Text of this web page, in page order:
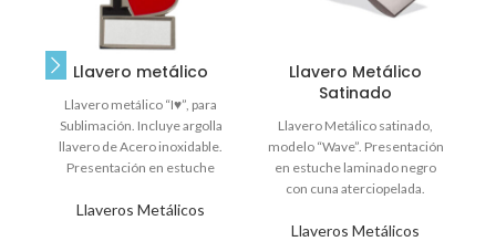
Llavero metálico
Llaveros Metálicos
Llavero metálico “I♥”, para
Sublimación. Incluye argolla
llavero de Acero inoxidable.
Presentación en estuche
negra. •
Llavero Metálico
Satinado
Llaveros Metálicos
Llavero Metálico satinado,
modelo “Wave”. Presentación
en estuche laminado negro
con cuna aterciopelada.
30 de diciembre